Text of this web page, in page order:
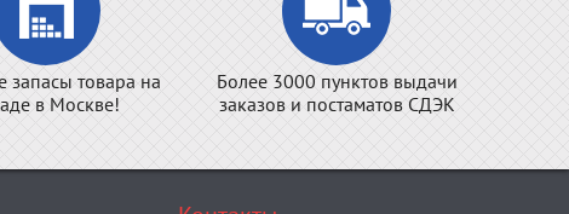
запасы товара на
в Москве!
Более 3000 пунктов выдачи
заказов и постаматов СДЭК